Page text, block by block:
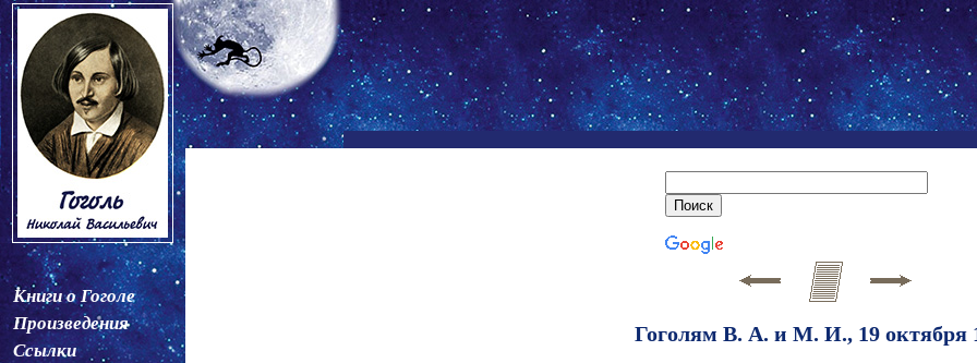
Книги о Гоголе
Произведения
Ссылки
Гоголям В. А. и М. И., 19 октября